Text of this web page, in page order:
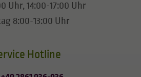
Uhr, 14:00-17:00 Uhr
8:00-13:00 Uhr
Hotline